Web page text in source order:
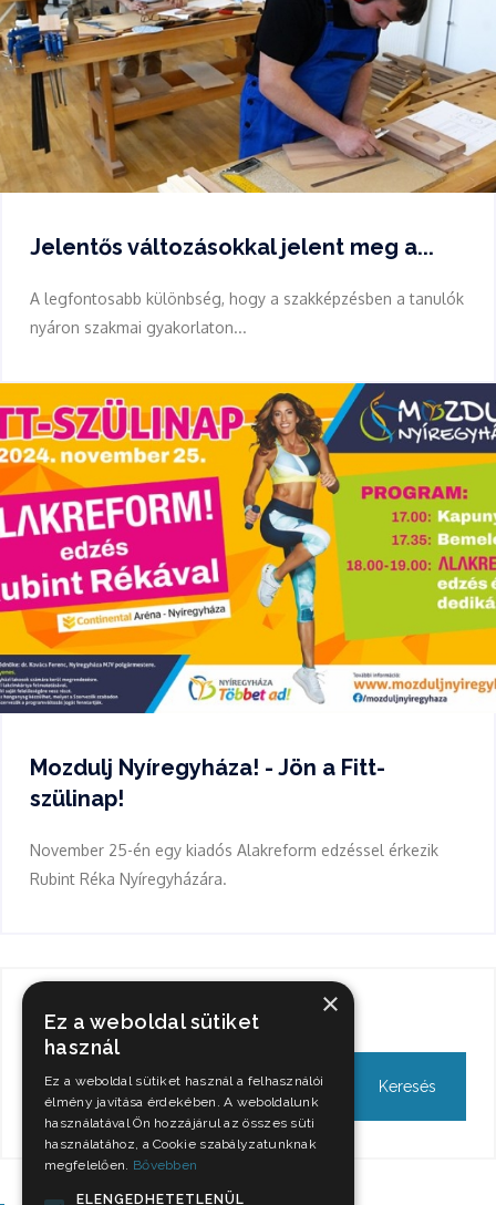
Jelentős változásokkal jelent meg a...
A legfontosabb különbség, hogy a szakképzésben a tanulók
nyáron szakmai gyakorlaton...
Mozdulj Nyíregyháza! - Jön a Fitt-
szülinap!
November 25-én egy kiadós Alakreform edzéssel érkezik
Rubint Réka Nyíregyházára.
Keresés ×
Ez a weboldal sütiket
használ
Ez a weboldal sütiket használ a felhasználói
élmény javítása érdekében. A weboldalunk
használatával Ön hozzájárul az összes süti
használatához, a Cookie szabályzatunknak
megfelelően. Bővebben
ELENGEDHETETLENÜL